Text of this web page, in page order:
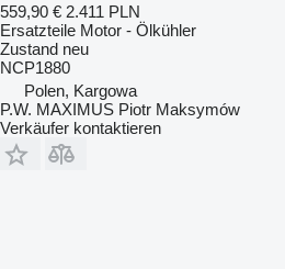
559,90 € 2.411 PLN
Ersatzteile Motor - Ölkühler
Zustand neu
NCP1880
Polen, Kargowa
P.W. MAXIMUS Piotr Maksymów
Verkäufer kontaktieren